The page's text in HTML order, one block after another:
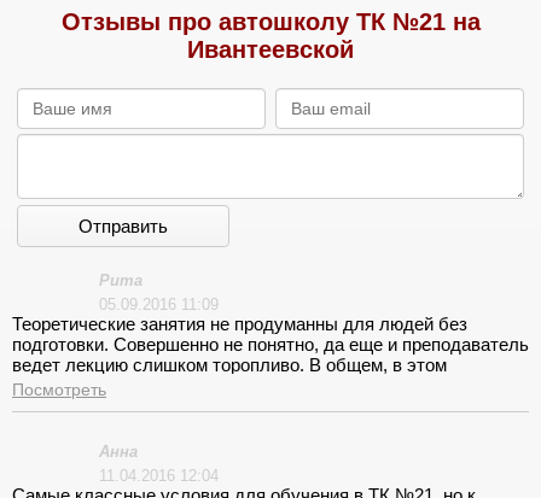
Отзывы про автошколу ТК №21 на
Ивантеевской
Отправить
Рита
05.09.2016 11:09
Теоретические занятия не продуманны для людей без
подготовки. Совершенно не понятно, да еще и преподаватель
ведет лекцию слишком торопливо. В общем, в этом
речитативе сложно разобраться, а о том, чтобы запомнить, я
вообще молчу.
Посмотреть
Анна
11.04.2016 12:04